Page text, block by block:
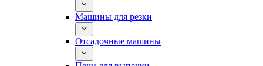
Машины для резки
Отсадочные машины